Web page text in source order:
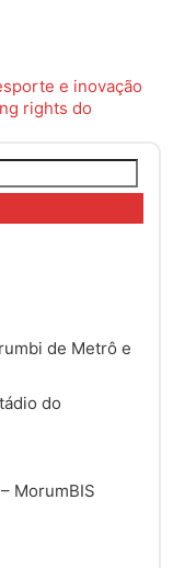
e inovação
rights do
de Metrô e
do
MorumBIS